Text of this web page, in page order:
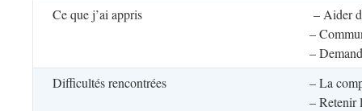
Ce que j’ai appris
– Aider
–
–
Difficultés rencontrées
– La
– Retenir